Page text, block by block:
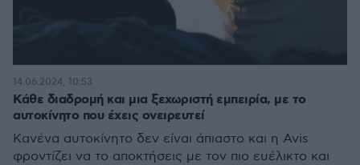
Κάθε διαδρομή και μια ξεχωριστή εμπειρία, με το
αυτοκίνητο που έχεις ονειρευτεί
Κανένα αυτοκίνητο δεν είναι άπιαστο και η Avis
φροντίζει να το αποκτήσεις με τον πιο ευέλικτο και
14.06.2024, 10:53